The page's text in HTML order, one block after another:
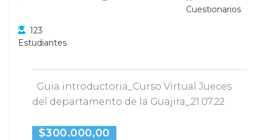
Cuestionarios
123
Estudiantes
Guia introductoria_Curso Virtual Jueces
del departamento de la Guajira_21.07.22
$300.000,00